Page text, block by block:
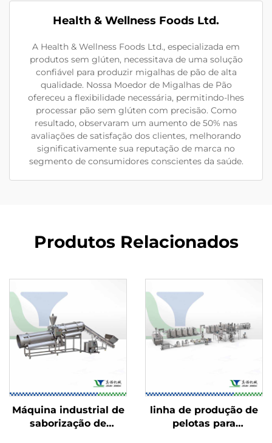
Health & Wellness Foods Ltd.
A Health & Wellness Foods Ltd., especializada em
produtos sem glúten, necessitava de uma solução
confiável para produzir migalhas de pão de alta
qualidade. Nossa Moedor de Migalhas de Pão
ofereceu a flexibilidade necessária, permitindo-lhes
processar pão sem glúten com precisão. Como
resultado, observaram um aumento de 50% nas
avaliações de satisfação dos clientes, melhorando
significativamente sua reputação de marca no
segmento de consumidores conscientes da saúde.
Produtos Relacionados
Máquina industrial de
saborização de
linha de produção de
pelotas para